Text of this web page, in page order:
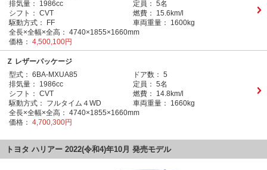
排気量：
1986cc 定員： 5名
シフト： CVT 燃費：
15.6km/l
駆動方式：
FF 車両重量：
1600kg
全長×全幅×全高： 4740×1855×1660mm
価格： 4,500,100円
Ｚ レザーパッケージ
型式： 6BA-MXUA85 ドア数： 5
排気量：
1986cc 定員： 5名
シフト： CVT 燃費：
14.8km/l
駆動方式：
フルタイム４WD 車両重量：
1660kg
全長×全幅×全高： 4740×1855×1660mm
価格： 4,700,300円
トヨタ ハリアー 2022(令和4)年10月 発売モデル